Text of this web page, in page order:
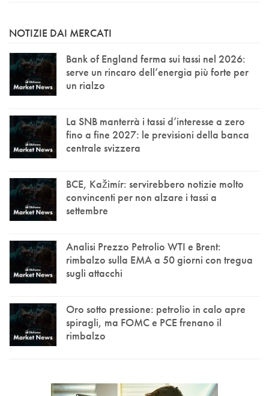
NOTIZIE DAI MERCATI
Bank of England ferma sui tassi nel 2026:
serve un rincaro dell’energia più forte per
un rialzo
La SNB manterrà i tassi d’interesse a zero
fino a fine 2027: le previsioni della banca
centrale svizzera
BCE, Kažimír: servirebbero notizie molto
convincenti per non alzare i tassi a
settembre
Analisi Prezzo Petrolio WTI e Brent:
rimbalzo sulla EMA a 50 giorni con tregua
sugli attacchi
Oro sotto pressione: petrolio in calo apre
spiragli, ma FOMC e PCE frenano il
rimbalzo